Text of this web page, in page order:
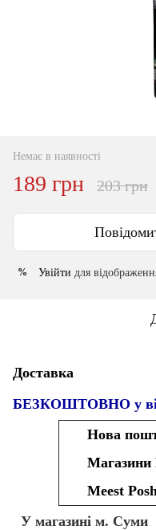
Немає в наявності
189 грн 203 грн
% Увійти для
Доставка
БЕЗКОШТОВНО у
Нова
Магазини
Meest
У магазині м. Суми